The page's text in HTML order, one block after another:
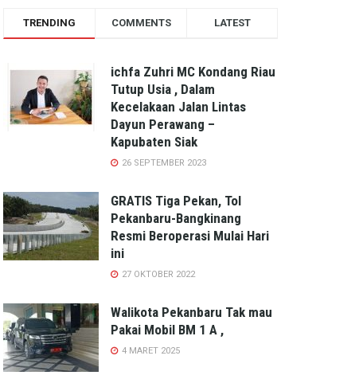
TRENDING COMMENTS LATEST
ichfa Zuhri MC Kondang Riau
Tutup Usia , Dalam
Kecelakaan Jalan Lintas
Dayun Perawang –
Kapubaten Siak
26 SEPTEMBER 2023
GRATIS Tiga Pekan, Tol
Pekanbaru-Bangkinang
Resmi Beroperasi Mulai Hari
ini
27 OKTOBER 2022
Walikota Pekanbaru Tak mau
Pakai Mobil BM 1 A ,
4 MARET 2025